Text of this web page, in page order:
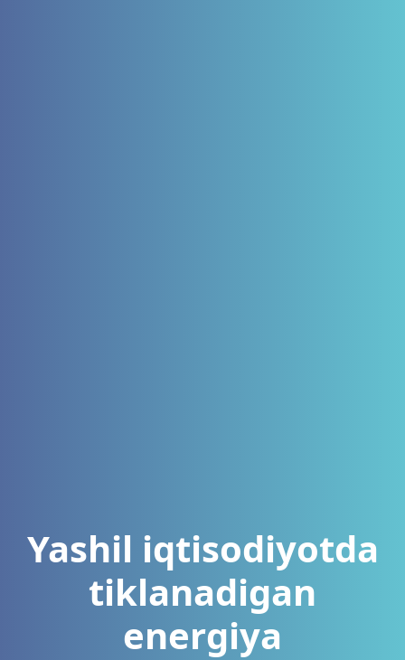
Yashil iqtisodiyotda
tiklanadigan
energiya